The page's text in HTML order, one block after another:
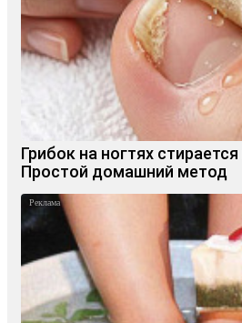
Грибок на ногтях
Простой домашний метод